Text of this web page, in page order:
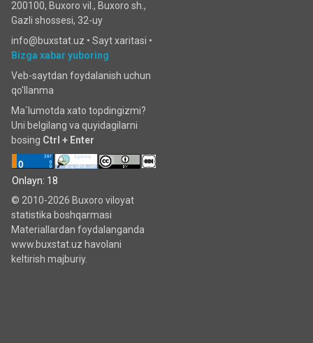
200100, Buxoro vil., Buxoro sh.,
Gazli shossesi, 32-uy
info@buxstat.uz • Sayt xaritasi •
Bizga xabar yuboring
Veb-saytdan foydalanish uchun
qo'llanma
Ma`lumotda xato topdingizmi?
Uni belgilang va quyidagilarni
bosing Ctrl + Enter
Onlayn: 18
© 2010-2026 Buxoro viloyat
statistika boshqarmasi
Materiallardan foydalanganda
www.buxstat.uz havolani
keltirish majburiy.